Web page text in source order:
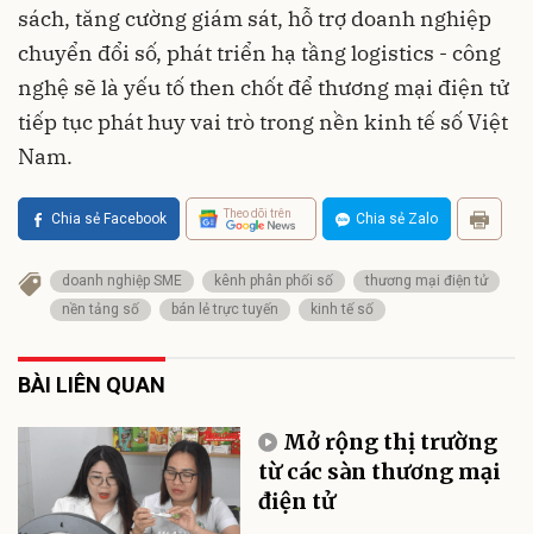
sách, tăng cường giám sát, hỗ trợ doanh nghiệp
chuyển đổi số, phát triển hạ tầng logistics - công
nghệ sẽ là yếu tố then chốt để thương mại điện tử
tiếp tục phát huy vai trò trong nền kinh tế số Việt
Nam.
Chia sẻ Facebook Theo dõi trên Chia sẻ Zalo
doanh nghiệp SME kênh phân phối số
thương mại điện tử
nền tảng số
bán lẻ trực tuyến kinh tế số
BÀI LIÊN QUAN
Mở rộng thị trường
từ các sàn thương mại
điện tử